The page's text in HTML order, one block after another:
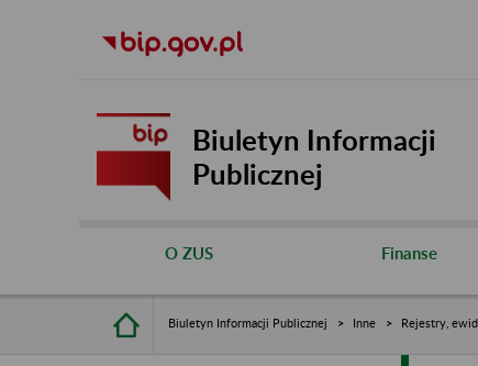
Biuletyn Informacji
Publicznej
O ZUS Finanse
Biuletyn Informacji Publicznej Inne Rejestry,